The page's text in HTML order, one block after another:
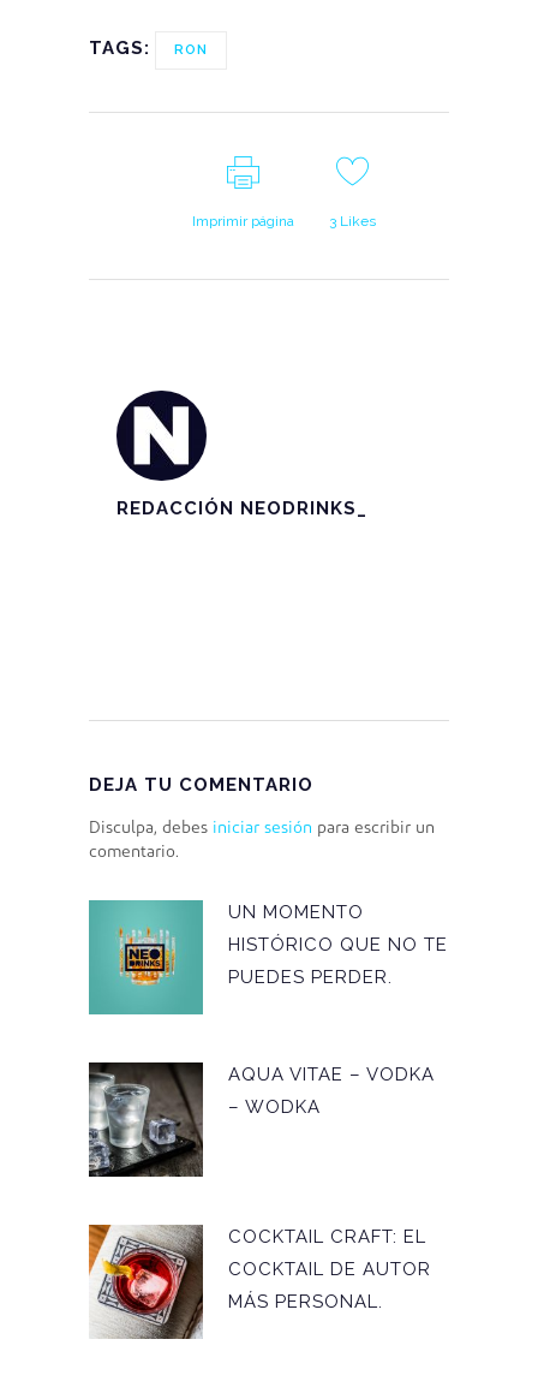
TAGS: RON
Imprimir página 3 Likes
REDACCIÓN NEODRINKS_
DEJA TU COMENTARIO
Disculpa, debes iniciar sesión para escribir un
comentario.
UN MOMENTO
HISTÓRICO QUE NO TE
PUEDES PERDER.
AQUA VITAE – VODKA
– WODKA
COCKTAIL CRAFT: EL
COCKTAIL DE AUTOR
MÁS PERSONAL.